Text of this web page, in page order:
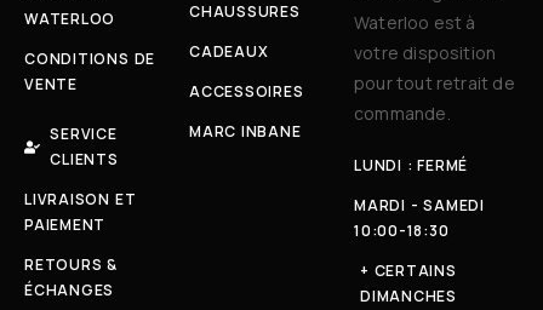
WATERLOO
CONDITIONS DE
VENTE
SERVICE
CLIENTS
LIVRAISON ET
PAIEMENT
RETOURS &
ÉCHANGES
CHAUSSURES
CADEAUX
ACCESSOIRES
MARC INBANE
Waterloo est à
votre disposition
pour tout retrait de
commande.
LUNDI : FERMÉ
MARDI - SAMEDI
10:00-18:30
+ CERTAINS
DIMANCHES